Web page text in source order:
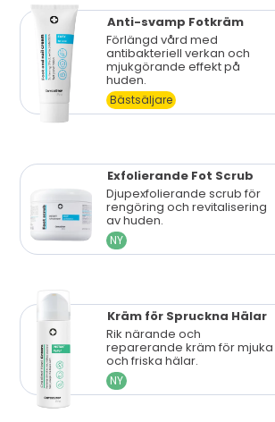
Anti-svamp Fotkräm
Förlängd vård med
antibakteriell verkan och
mjukgörande effekt på
huden.
Bästsäljare
ExfolierandeFot Scrub
Djupexfolierande scrub för
rengöring och revitalisering
av huden.
NY
Kräm för Spruckna Hälar
Rik närande och
reparerande kräm för mjuka
och friska hälar.
NY